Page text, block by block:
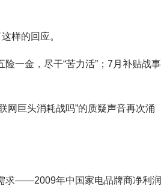
样的回应。
一金，尽干“苦力活”；7月补贴战
网巨头消耗战吗”的质疑声音再次涌
求——2009年中国家电品牌商净利润